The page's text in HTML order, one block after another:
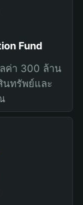
Fund
ค่า 300 ล้าน
นทรัพย์และ